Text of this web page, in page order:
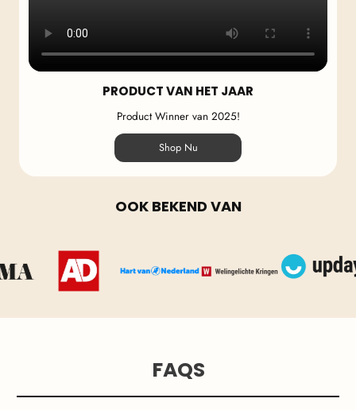
PRODUCT VAN HET JAAR
Product Winner van 2025!
Shop Nu
OOK BEKEND VAN
FAQS